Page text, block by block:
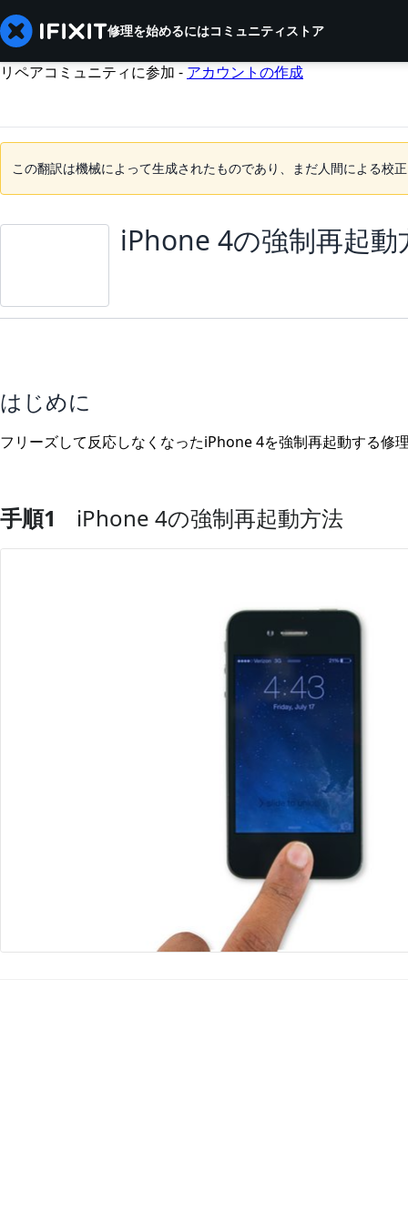
修理を始めるにはコミュニティストア
リペアコミュニティに参加 - アカウントの作成
この翻訳は機械によって生成されたものであり、まだ人間による校
iPhone 4の強制再起動
はじめに
フリーズして反応しなくなったiPhone 4を強制再起動する修
手順1 iPhone 4の強制再起動方法